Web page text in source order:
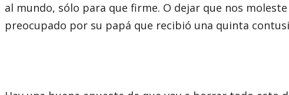
al mundo, sólo para que firme. O dejar que nos
preocupado por su papá que recibió una quinta